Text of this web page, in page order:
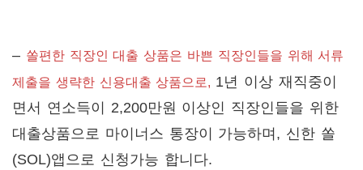
– 쏠편한 직장인 대출 상품은 바쁜 직장인들을 위해 서류
제출을 생략한 신용대출 상품으로, 1년 이상 재직중이
면서 연소득이 2,200만원 이상인 직장인들을 위한
대출상품으로 마이너스 통장이 가능하며, 신한 쏠
(SOL)앱으로 신청가능 합니다.